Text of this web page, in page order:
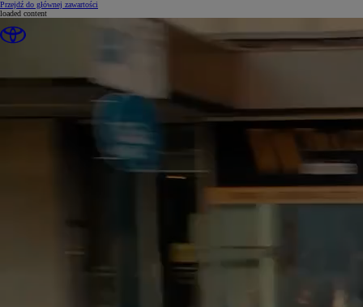
Przejdź do głównej zawartości
loaded content